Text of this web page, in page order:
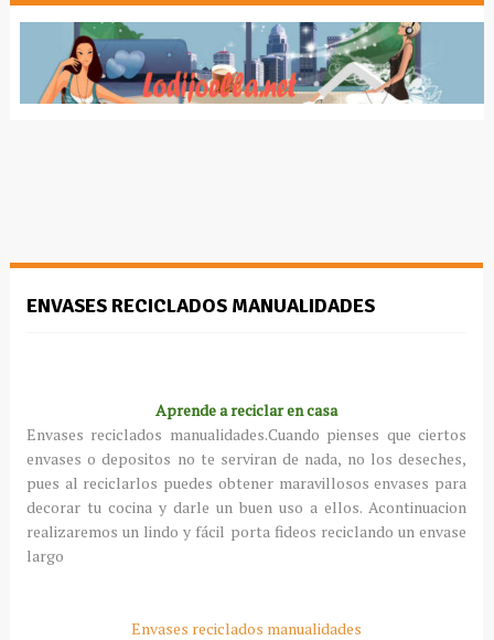
ENVASES RECICLADOS MANUALIDADES
Aprende a reciclar en casa
Envases reciclados manualidades.Cuando pienses que ciertos
envases o depositos no te serviran de nada, no los deseches,
pues al reciclarlos puedes obtener maravillosos envases para
decorar tu cocina y darle un buen uso a ellos. Acontinuacion
realizaremos un lindo y fácil porta fideos reciclando un envase
largo
Envases reciclados manualidades